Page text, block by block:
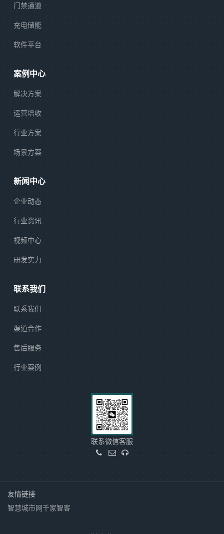
门禁通道
充电储能
软件平台
案例中心
解决方案
运营增收
行业方案
场景方案
新闻中心
企业动态
行业资讯
视频中心
研发实力
联系我们
联系我们
渠道合作
售后服务
行业案例
联系微信客服
友情链接
智慧城市网千家智客